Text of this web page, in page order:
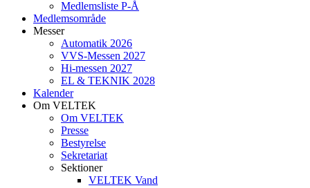
Medlemsliste P-Å
Medlemsområde
Messer
Automatik 2026
VVS-Messen 2027
Hi-messen 2027
EL & TEKNIK 2028
Kalender
Om VELTEK
Om VELTEK
Presse
Bestyrelse
Sekretariat
Sektioner
VELTEK Vand